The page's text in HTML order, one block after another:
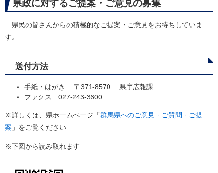
県政に対するご提案・ご意見の募集
県民の皆さんからの積極的なご提案・ご意見をお待ちしていま
す。
送付方法
手紙・はがき 〒371-8570 県庁広報課
ファクス 027-243-3600
※詳しくは、県ホームページ「群馬県へのご意見・ご質問・ご提
案 」をご覧ください
※下図から読み取れます